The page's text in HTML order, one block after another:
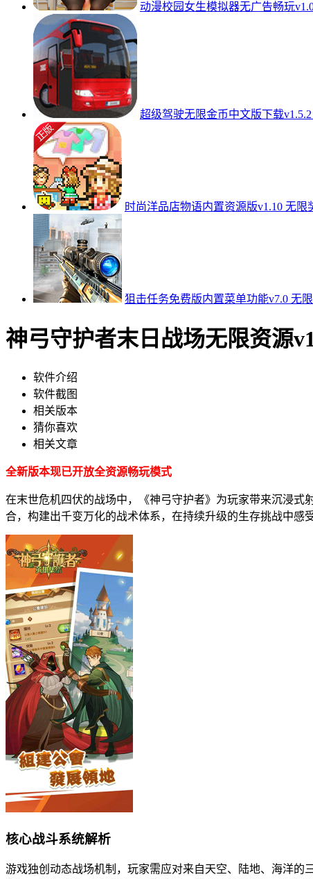
动漫校园女生模拟器无广告畅玩
超级驾驶无限金币中文版下载
时尚洋品店物语内置资源版v1.10 无限
狙击任务免费版内置菜单功能v7.0 无
神弓守护者末日战场无限资源
软件介绍
软件截图
相关版本
猜你喜欢
相关文章
全新版本现已开放全资源畅玩模式
在末世危机四伏的战场中，《神弓守护者》为玩家带来沉浸
合，构建出千变万化的战术体系，在持续升级的生存挑战中感
核心战斗系统解析
游戏独创动态战场机制，玩家需应对来自天空、陆地、海洋